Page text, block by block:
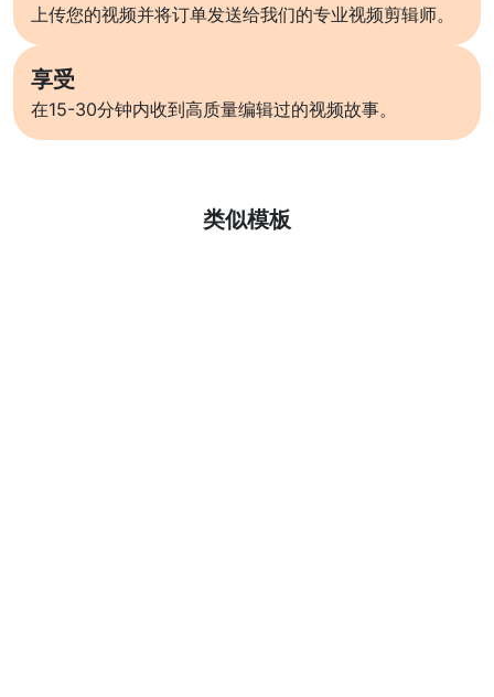
上传您的视频并将订单发送给我们的专业视频剪辑师。
享受
在15-30分钟内收到高质量编辑过的视频故事。
类似模板
了解更多